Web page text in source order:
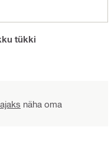
tükki
näha oma